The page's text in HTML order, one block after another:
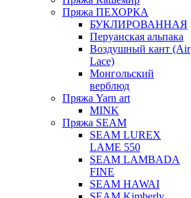
Пряжа ПЕХОРКА
БУКЛИРОВАННАЯ
Перуанская альпака
Воздушный кант (Air
Lace)
Монгольский
верблюд
Пряжа Yarn art
MINK
Пряжа SEAM
SEAM LUREX
LAME 550
SEAM LAMBADA
FINE
SEAM HAWAI